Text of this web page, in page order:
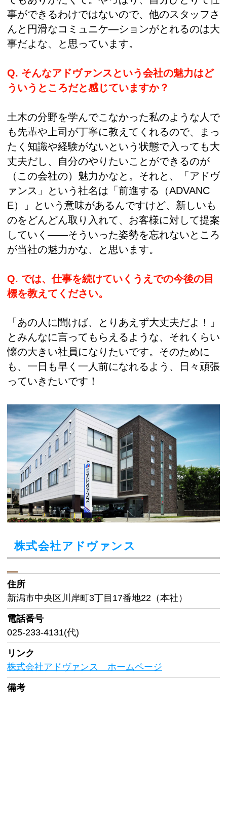
事ができるわけではないので、他のスタッフさ
んと円滑なコミュニケ―ションがとれるのは大
事だよな、と思っています。
Q. そんなアドヴァンスという会社の魅力はど
ういうところだと感じていますか？
土木の分野を学んでこなかった私のような人で
も先輩や上司が丁寧に教えてくれるので、まっ
たく知識や経験がないという状態で入っても大
丈夫だし、自分のやりたいことができるのが
（この会社の）魅力かなと。それと、「アドヴ
ァンス」という社名は「前進する（ADVANC
E）」という意味があるんですけど、新しいも
のをどんどん取り入れて、お客様に対して提案
していく――そういった姿勢を忘れないところ
が当社の魅力かな、と思います。
Q. では、仕事を続けていくうえでの今後の目
標を教えてください。
「あの人に聞けば、とりあえず大丈夫だよ！」
とみんなに言ってもらえるような、それくらい
懐の大きい社員になりたいです。そのために
も、一日も早く一人前になれるよう、日々頑張
っていきたいです！
株式会社アドヴァンス
住所
新潟市中央区川岸町3丁目17番地22（本社）
電話番号
025-233-4131(代)
リンク
株式会社アドヴァンス ホームページ
備考